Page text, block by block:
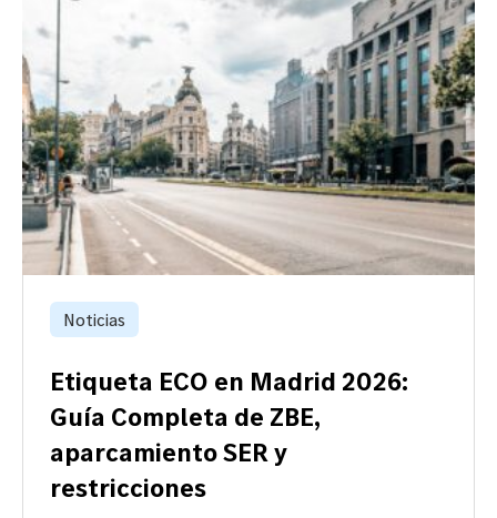
Noticias
Etiqueta ECO en Madrid 2026:
Guía Completa de ZBE,
aparcamiento SER y
restricciones